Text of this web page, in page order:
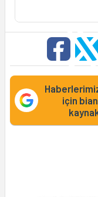
için